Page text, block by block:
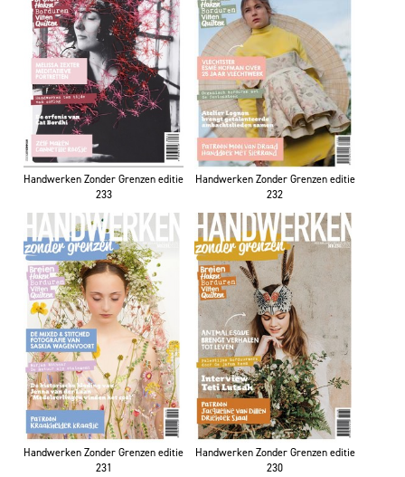
Handwerken Zonder Grenzen editie
233
Handwerken Zonder Grenzen editie
232
Handwerken Zonder Grenzen editie
231
Handwerken Zonder Grenzen editie
230